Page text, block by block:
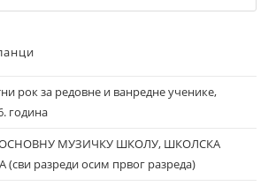
рок за редовне и ванредне ученике,
година
МУЗИЧКУ ШКОЛУ, ШКОЛСКА
разреди осим првог разреда)